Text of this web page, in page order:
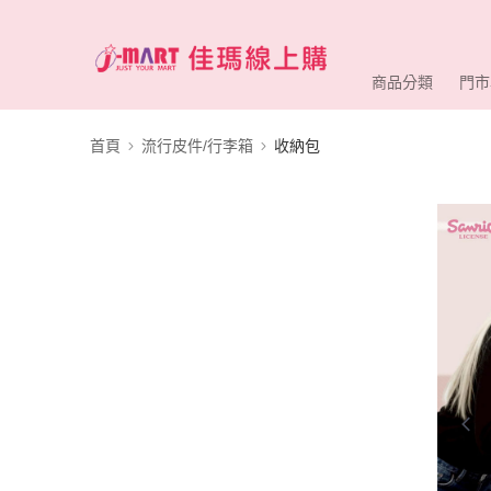
商品分類 門
首頁 流行皮件/行李箱 收納包